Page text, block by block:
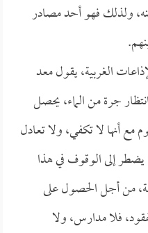
ولذلك فهو أحد مصادر
الغربية، يقول معد
جرة من الماء، يحصل
مع أنها لا تكفي، ولا تعادل
يضطر إلى الوقوف في هذا
من أجل الحصول على
فلا مدارس، ولا